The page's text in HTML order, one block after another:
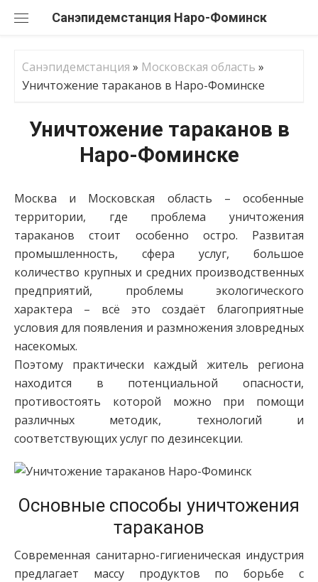
Санэпидемстанция
Санэпидемстанция » Московская область »
Уничтожение тараканов в Наро-Фоминске
Уничтожение тараканов в
Наро-Фоминске
Москва и Московская область – особенные
территории, где проблема уничтожения
тараканов стоит особенно остро. Развитая
промышленность, сфера услуг, большое
количество крупных и средних производственных
предприятий, проблемы экологического
характера – всё это создаёт благоприятные
условия для появления и размножения зловредных
насекомых.
Поэтому практически каждый житель региона
находится в потенциальной опасности,
противостоять которой можно при помощи
различных методик, технологий и
соответствующих услуг по дезинсекции.
Основные способы уничтожения
тараканов
Современная санитарно-гигиеническая индустрия
предлагает массу продуктов по борьбе с